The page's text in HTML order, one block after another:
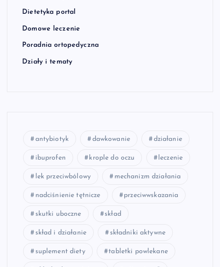
Dietetyka portal
Domowe leczenie
Poradnia ortopedyczna
Działy i tematy
antybiotyk dawkowanie działanie
ibuprofen krople do oczu leczenie
lek przeciwbólowy mechanizm działania
nadciśnienie tętnicze przeciwwskazania
skutki uboczne skład
skład i działanie składniki aktywne
suplement diety tabletki powlekane